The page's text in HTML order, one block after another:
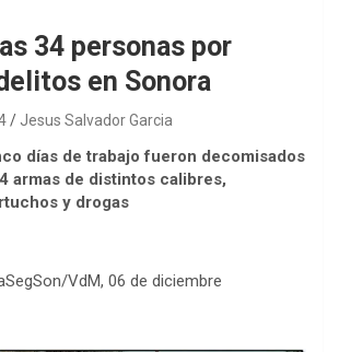
34 personas por
en Sonora
Jesus Salvador Garcia
días de trabajo fueron decomisados
armas de distintos calibres,
y drogas
VdM, 06 de diciembre